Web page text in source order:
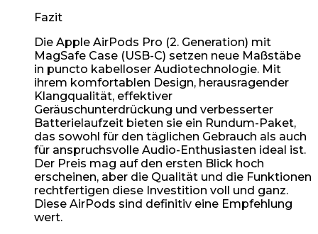
Fazit
Die Apple AirPods Pro (2. Generation) mit
MagSafe Case (USB-C) setzen neue Maßstäbe
in puncto kabelloser Audiotechnologie. Mit
ihrem komfortablen Design, herausragender
Klangqualität, effektiver
Geräuschunterdrückung und verbesserter
Batterielaufzeit bieten sie ein Rundum-Paket,
das sowohl für den täglichen Gebrauch als auch
für anspruchsvolle Audio-Enthusiasten ideal ist.
Der Preis mag auf den ersten Blick hoch
erscheinen, aber die Qualität und die Funktionen
rechtfertigen diese Investition voll und ganz.
Diese AirPods sind definitiv eine Empfehlung
wert.